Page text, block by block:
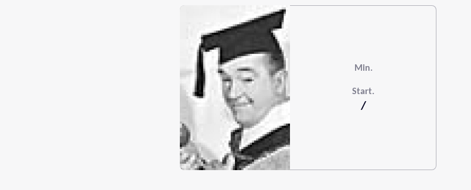
Min.
Start.
/